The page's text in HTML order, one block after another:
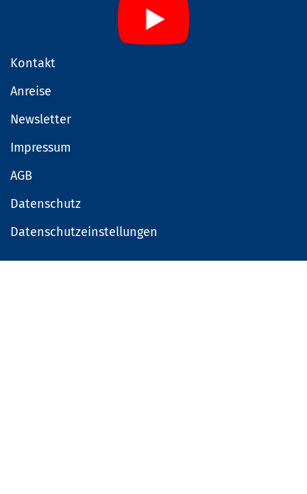
Kontakt
Anreise
Newsletter
Impressum
AGB
Datenschutz
Datenschutzeinstellungen